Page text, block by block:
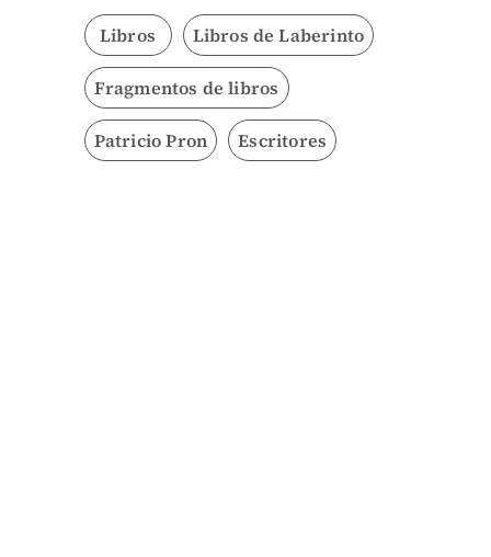
Libros Libros de Laberinto
Fragmentos de libros
Patricio Pron Escritores